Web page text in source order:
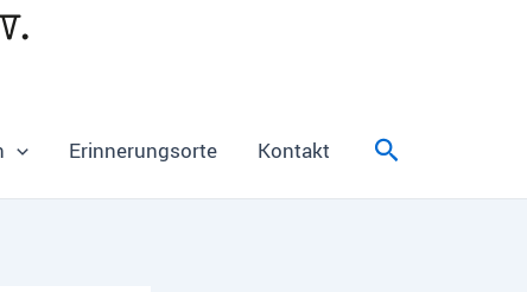
Erinnerungsorte Kontakt Suchen